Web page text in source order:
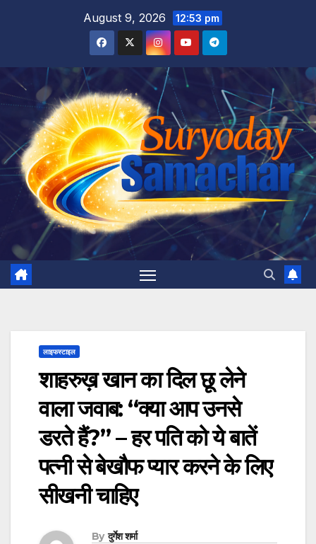
August 9, 2026 12:53 pm
लाइफस्टाइल
शाहरुख़ खान का दिल छू लेने
वाला जवाब: “क्या आप उनसे
डरते हैं?” – हर पति को ये बातें
पत्नी से बेखौफ प्यार करने के लिए
सीखनी चाहिए
By दुर्गेश शर्मा